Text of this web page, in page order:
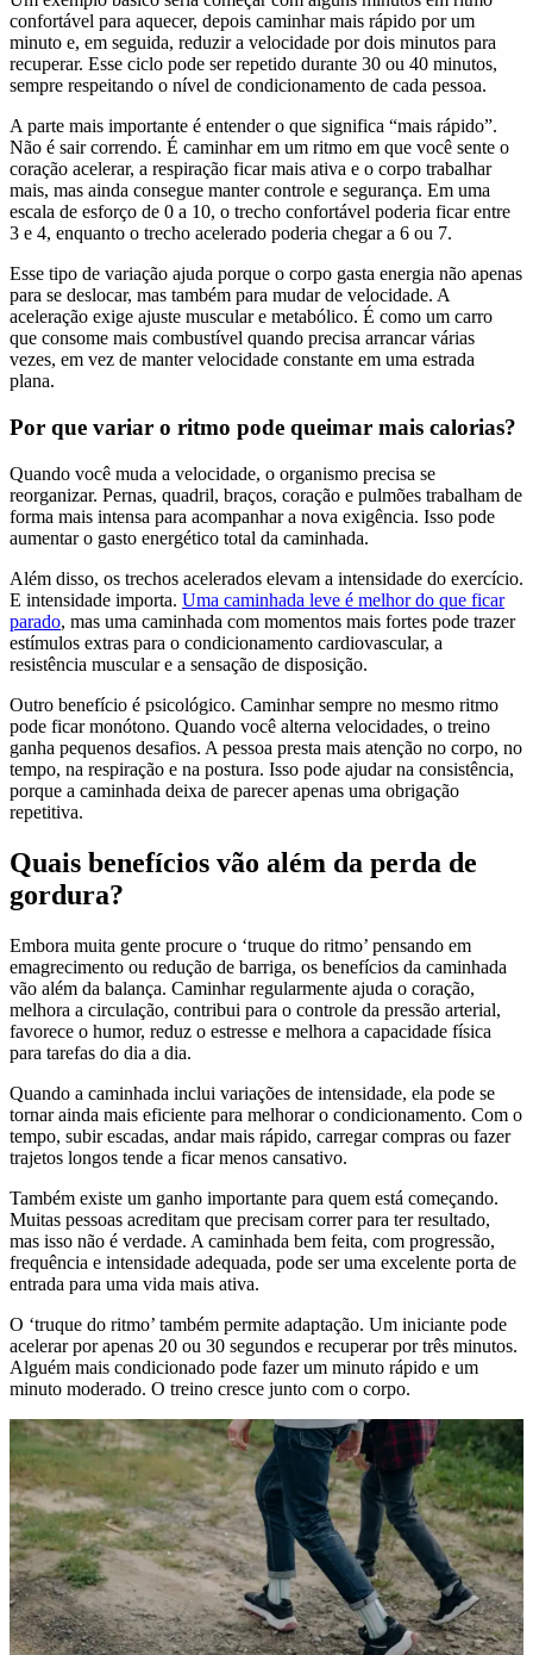
confortável para aquecer, depois caminhar mais rápido por um
minuto e, em seguida, reduzir a velocidade por dois minutos para
recuperar. Esse ciclo pode ser repetido durante 30 ou 40 minutos,
sempre respeitando o nível de condicionamento de cada pessoa.
A parte mais importante é entender o que significa “mais rápido”.
Não é sair correndo. É caminhar em um ritmo em que você sente o
coração acelerar, a respiração ficar mais ativa e o corpo trabalhar
mais, mas ainda consegue manter controle e segurança. Em uma
escala de esforço de 0 a 10, o trecho confortável poderia ficar entre
3 e 4, enquanto o trecho acelerado poderia chegar a 6 ou 7.
Esse tipo de variação ajuda porque o corpo gasta energia não apenas
para se deslocar, mas também para mudar de velocidade. A
aceleração exige ajuste muscular e metabólico. É como um carro
que consome mais combustível quando precisa arrancar várias
vezes, em vez de manter velocidade constante em uma estrada
plana.
Por que variar o ritmo pode queimar mais calorias?
Quando você muda a velocidade, o organismo precisa se
reorganizar. Pernas, quadril, braços, coração e pulmões trabalham de
forma mais intensa para acompanhar a nova exigência. Isso pode
aumentar o gasto energético total da caminhada.
Além disso, os trechos acelerados elevam a intensidade do exercício.
E intensidade importa. Uma caminhada leve é melhor do que ficar
parado, mas uma caminhada com momentos mais fortes pode trazer
estímulos extras para o condicionamento cardiovascular, a
resistência muscular e a sensação de disposição.
Outro benefício é psicológico. Caminhar sempre no mesmo ritmo
pode ficar monótono. Quando você alterna velocidades, o treino
ganha pequenos desafios. A pessoa presta mais atenção no corpo, no
tempo, na respiração e na postura. Isso pode ajudar na consistência,
porque a caminhada deixa de parecer apenas uma obrigação
repetitiva.
Quais benefícios vão além da perda de
gordura?
Embora muita gente procure o ‘truque do ritmo’ pensando em
emagrecimento ou redução de barriga, os benefícios da caminhada
vão além da balança. Caminhar regularmente ajuda o coração,
melhora a circulação, contribui para o controle da pressão arterial,
favorece o humor, reduz o estresse e melhora a capacidade física
para tarefas do dia a dia.
Quando a caminhada inclui variações de intensidade, ela pode se
tornar ainda mais eficiente para melhorar o condicionamento. Com o
tempo, subir escadas, andar mais rápido, carregar compras ou fazer
trajetos longos tende a ficar menos cansativo.
Também existe um ganho importante para quem está começando.
Muitas pessoas acreditam que precisam correr para ter resultado,
mas isso não é verdade. A caminhada bem feita, com progressão,
frequência e intensidade adequada, pode ser uma excelente porta de
entrada para uma vida mais ativa.
O ‘truque do ritmo’ também permite adaptação. Um iniciante pode
acelerar por apenas 20 ou 30 segundos e recuperar por três minutos.
Alguém mais condicionado pode fazer um minuto rápido e um
minuto moderado. O treino cresce junto com o corpo.